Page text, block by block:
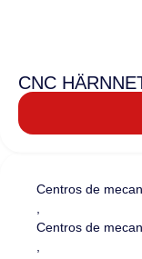
CNC
Centros de
Centros de